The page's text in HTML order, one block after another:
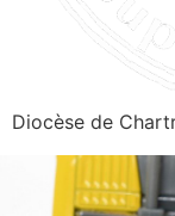
Diocèse de